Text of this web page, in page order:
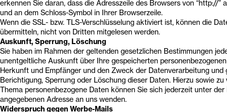
erkennen Sie daran, dass die Adresszeile des Browsers von “http://”
und an dem Schloss-Symbol in Ihrer Browserzeile.
Wenn die SSL- bzw. TLS-Verschlüsselung aktiviert ist, können die
übermitteln, nicht von Dritten mitgelesen werden.
Auskunft, Sperrung, Löschung
Sie haben im Rahmen der geltenden gesetzlichen Bestimmungen
unentgeltliche Auskunft über Ihre gespeicherten
Herkunft und Empfänger und den Zweck der Datenverarbeitung und
Berichtigung, Sperrung oder Löschung dieser Daten. Hierzu sowie
Thema personenbezogene Daten können Sie sich jederzeit unter der
angegebenen Adresse an uns wenden.
Widerspruch gegen Werbe-Mails